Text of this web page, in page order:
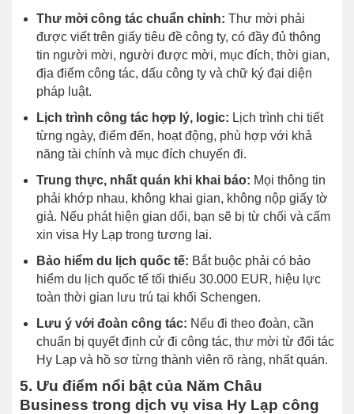
Thư mời công tác chuẩn chỉnh: Thư mời phải
được viết trên giấy tiêu đề công ty, có đầy đủ thông
tin người mời, người được mời, mục đích, thời gian,
địa điểm công tác, dấu công ty và chữ ký đại diện
pháp luật.
Lịch trình công tác hợp lý, logic: Lịch trình chi tiết
từng ngày, điểm đến, hoạt động, phù hợp với khả
năng tài chính và mục đích chuyến đi.
Trung thực, nhất quán khi khai báo: Mọi thông tin
phải khớp nhau, không khai gian, không nộp giấy tờ
giả. Nếu phát hiện gian dối, bạn sẽ bị từ chối và cấm
xin visa Hy Lạp trong tương lai.
Bảo hiểm du lịch quốc tế: Bắt buộc phải có bảo
hiểm du lịch quốc tế tối thiểu 30.000 EUR, hiệu lực
toàn thời gian lưu trú tại khối Schengen.
Lưu ý với đoàn công tác: Nếu đi theo đoàn, cần
chuẩn bị quyết định cử đi công tác, thư mời từ đối tác
Hy Lạp và hồ sơ từng thành viên rõ ràng, nhất quán.
5. Ưu điểm nổi bật của Năm Châu
Business trong dịch vụ visa Hy Lạp công